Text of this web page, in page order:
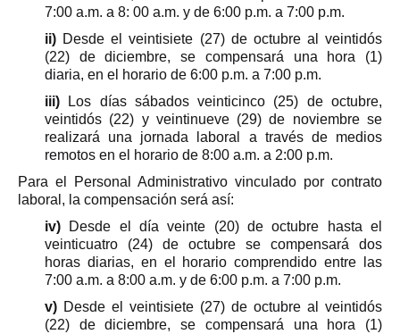
7:00 a.m. a 8: 00 a.m. y de 6:00 p.m. a 7:00 p.m.
ii) Desde el veintisiete (27) de octubre al veintidós
(22) de diciembre, se compensará una hora (1)
diaria, en el horario de 6:00 p.m. a 7:00 p.m.
iii)
Los días sábados veinticinco (25) de octubre,
veintidós (22) y veintinueve (29) de noviembre se
realizará una jornada laboral a través de medios
remotos en el horario de 8:00 a.m. a 2:00 p.m.
Para el Personal Administrativo vinculado por contrato
laboral, la compensación será así:
iv) Desde el día veinte (20) de octubre hasta el
veinticuatro (24) de octubre se compensará dos
horas diarias, en el horario comprendido entre las
7:00 a.m. a 8:00 a.m. y de 6:00 p.m. a 7:00 p.m.
v) Desde el veintisiete (27) de octubre al veintidós
(22) de diciembre, se compensará una hora (1)